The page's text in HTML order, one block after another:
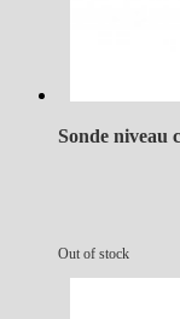
Sonde niveau
Out of stock